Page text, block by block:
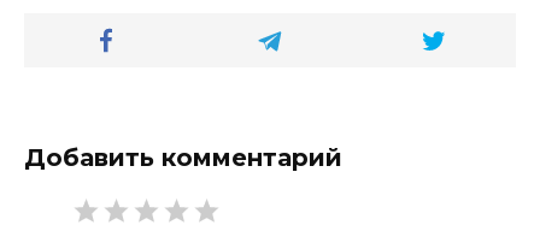
Добавить комментарий